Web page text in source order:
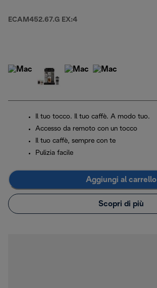
ECAM452.67.G EX:4
Il tuo tocco. Il tuo caffè. A modo tuo.
Accesso da remoto con un tocco
Il tuo caffè, sempre con te
Pulizia facile
Aggiungi al carrello
Scopri di più